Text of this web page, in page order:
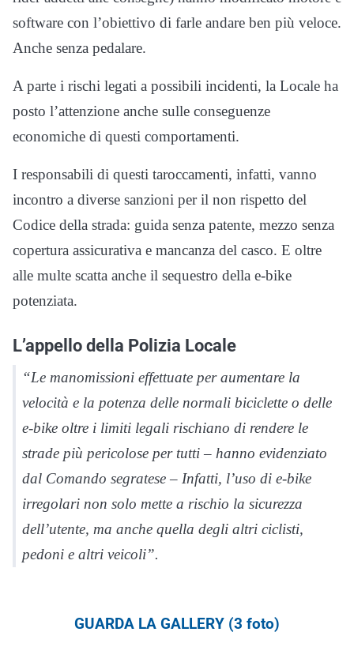
software con l’obiettivo di farle andare ben più veloce.
Anche senza pedalare.
A parte i rischi legati a possibili incidenti, la Locale ha
posto l’attenzione anche sulle conseguenze
economiche di questi comportamenti.
I responsabili di questi taroccamenti, infatti, vanno
incontro a diverse sanzioni per il non rispetto del
Codice della strada: guida senza patente, mezzo senza
copertura assicurativa e mancanza del casco. E oltre
alle multe scatta anche il sequestro della e-bike
potenziata.
L’appello della Polizia Locale
“Le manomissioni effettuate per aumentare la
velocità e la potenza delle normali biciclette o delle
e-bike oltre i limiti legali rischiano di rendere le
strade più pericolose per tutti – hanno evidenziato
dal Comando segratese – Infatti, l’uso di e-bike
irregolari non solo mette a rischio la sicurezza
dell’utente, ma anche quella degli altri ciclisti,
pedoni e altri veicoli”.
GUARDA LA GALLERY (3 foto)